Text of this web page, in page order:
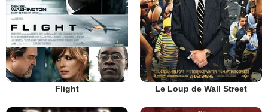
Flight Le Loup de Wall Street